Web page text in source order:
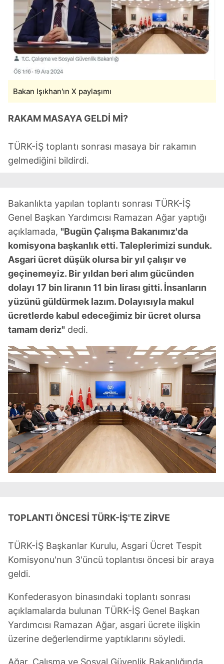
Bakan Işıkhan'ın X paylaşımı
RAKAM MASAYA GELDİ Mİ?
TÜRK-İŞ toplantı sonrası masaya bir rakamın
gelmediğini bildirdi.
Bakanlıkta yapılan toplantı sonrası TÜRK-İŞ
Genel Başkan Yardımcısı Ramazan Ağar yaptığı
açıklamada, "Bugün Çalışma Bakanımız'da
komisyona başkanlık etti. Taleplerimizi sunduk.
Asgari ücret düşük olursa bir yıl çalışır ve
geçinemeyiz. Bir yıldan beri alım gücünden
dolayı 17 bin liranın 11 bin lirası gitti. İnsanların
yüzünü güldürmek lazım. Dolayısıyla makul
ücretlerde kabul edeceğimiz bir ücret olursa
tamam deriz" dedi.
TOPLANTI ÖNCESİ TÜRK-İŞ'TE ZİRVE
TÜRK-İŞ Başkanlar Kurulu, Asgari Ücret Tespit
Komisyonu'nun 3'üncü toplantısı öncesi bir araya
geldi.
Konfederasyon binasındaki toplantı sonrası
açıklamalarda bulunan TÜRK-İŞ Genel Başkan
Yardımcısı Ramazan Ağar, asgari ücrete ilişkin
üzerine değerlendirme yaptıklarını söyledi.
Ağar, Çalışma ve Sosyal Güvenlik Bakanlığında,